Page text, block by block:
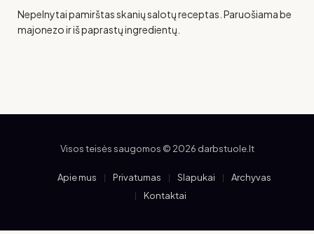
Nepelnytai pamirštas skanių salotų receptas. Paruošiama be
majonezo ir iš paprastų ingredientų.
Visos teisės saugomos © 2026 darbstuole.lt
Apie mus Privatumas Slapukai
Archyvas
Kontaktai